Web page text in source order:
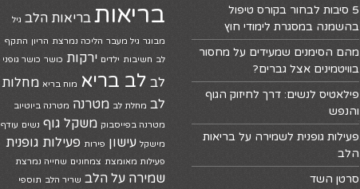
בריאות בריאות הלב גיל
מבוגר גיל מעבר הליכה נמרצת הריון התקף
לב חשיבות ילדים ירקות כושר כושר גופני
לב לב בריא מוח בריא מחלות
לב מחלת לב מטרנה מטרנה ביוטיוב
מטרנה בפייסבוק משקל גוף נשים עודף
מישקל עישון פירות פעילות גופנית
פעילות מאומצת צמחונים שחייה נמרצת
שמירה על הלב שריר הלב תוספי
5 סיבות לבחור בקורס טיפול
בהשמנה במסגרת לימודי חוץ
מהם הסימנים שמעידים על מחסור
בוויטמינים אצל גברים?
פילאטיס לנשים: דרך לחיזוק הגוף
והנפש
פעילות גופנית לשמירה על בריאות
הלב
סרטן השד